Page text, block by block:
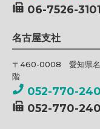
06-7526-3101
名古屋支社
〒460-0008 愛知県名
階
052-770-
052-770-